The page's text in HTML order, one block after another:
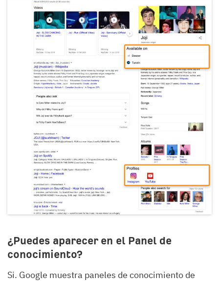
¿Puedes aparecer en el Panel de
conocimiento?
Si. Google muestra paneles de conocimiento de